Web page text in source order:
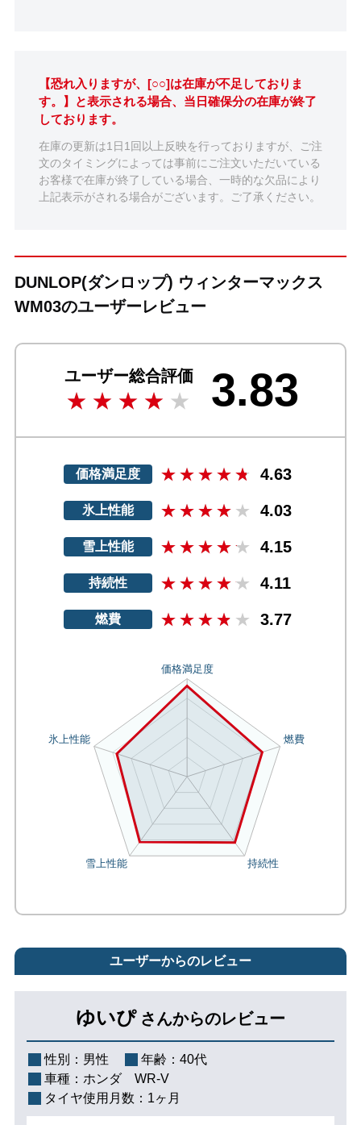
【恐れ入りますが、[○○]は在庫が不足しておりま
す。】と表示される場合、当日確保分の在庫が終了
しております。
在庫の更新は1日1回以上反映を行っておりますが、ご注
文のタイミングによっては事前にご注文いただいている
お客様で在庫が終了している場合、一時的な欠品により
上記表示がされる場合がございます。ご了承ください。
DUNLOP(ダンロップ) ウィンターマックス
WM03のユーザーレビュー
ユーザー総合評価 3.83
価格満足度 4.63
氷上性能 4.03
雪上性能 4.15
持続性 4.11
燃費 3.77
ユーザーからのレビュー
ゆいぴ さんからのレビュー
性別： 男性 年齢： 40代
車種： ホンダ WR-V
タイヤ使用月数： 1ヶ月